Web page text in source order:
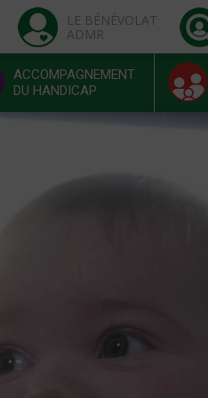
LE BÉNÉVOLAT
ADMR
ACCOMPAGNEMENT
DU HANDICAP